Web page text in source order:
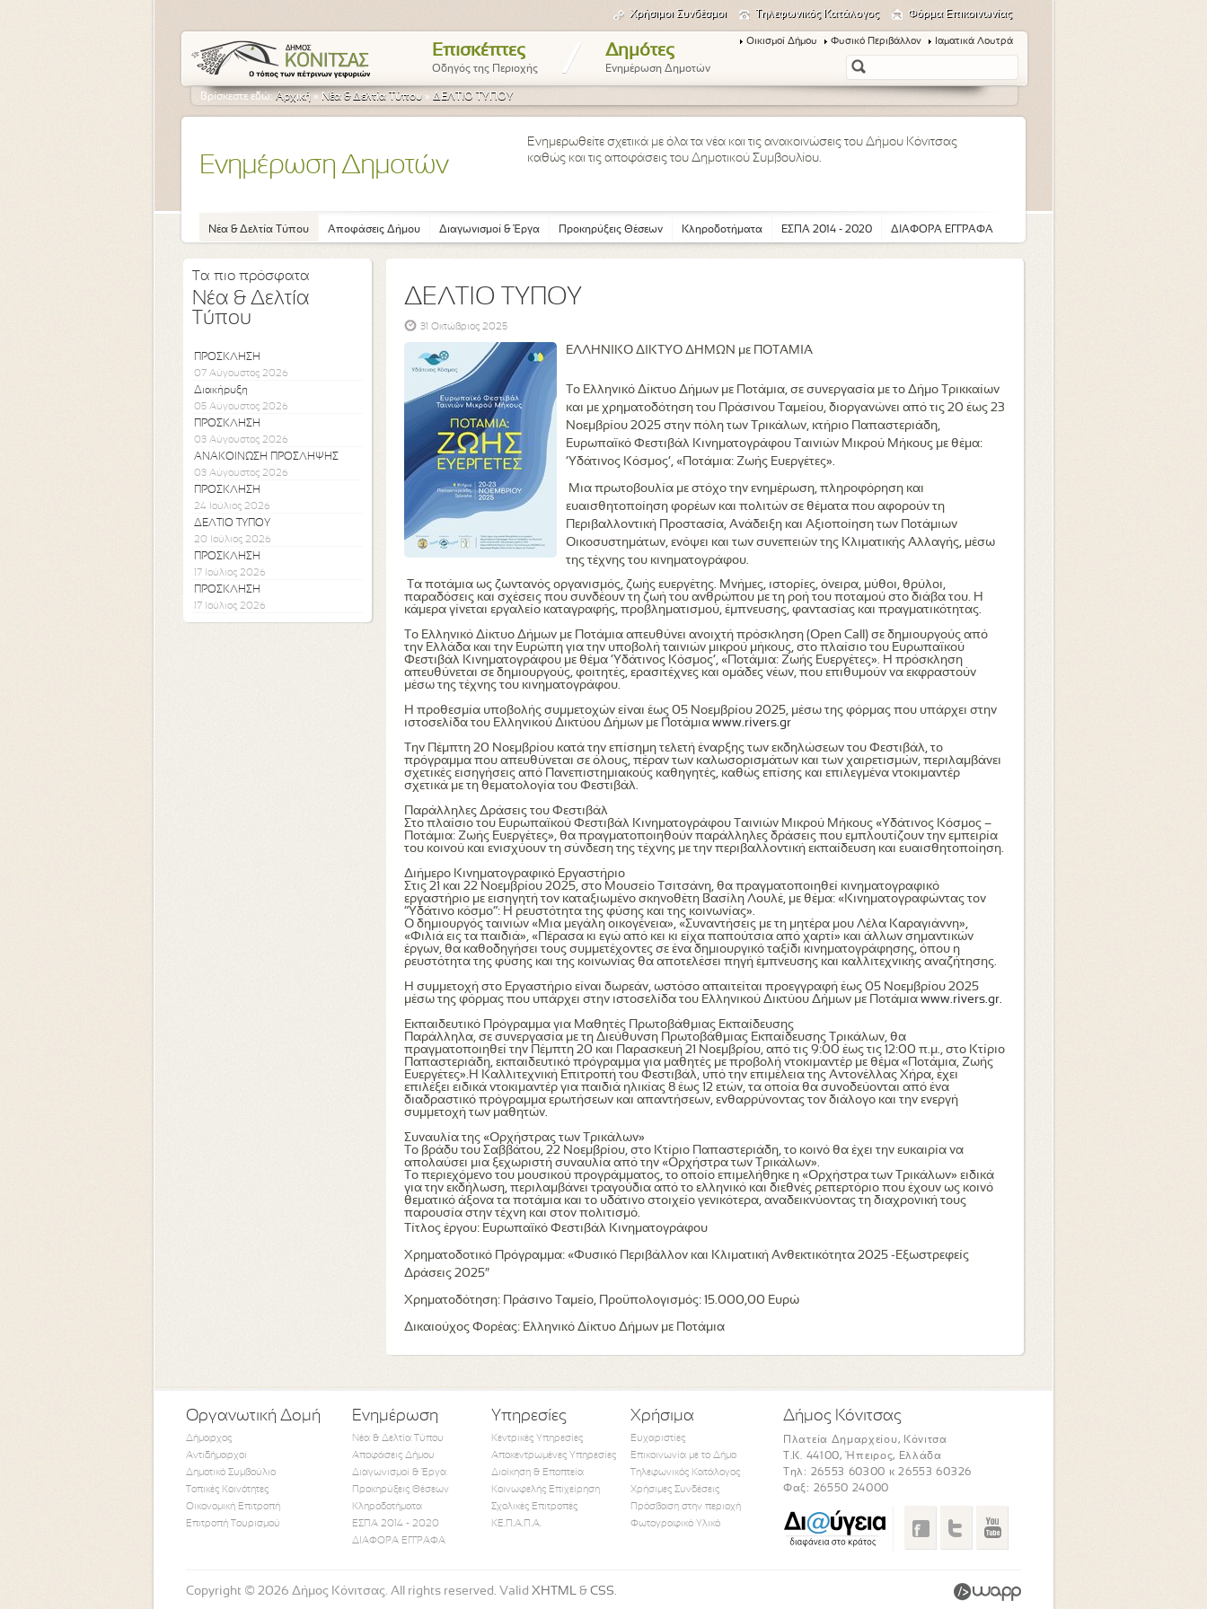
Χρήσιμοι Συνδέσμοι Τηλεφωνικός Κατάλογος Φόρμα Επικοινωνίας
Επισκέπτες
Οδηγός της Περιοχής / Δημότες
Ενημέρωση Δημοτών
Οικισμοί Δήμου Φυσικό Περιβάλλον Ιαματικά Λουτρά
Βρίσκεστε εδώ:Αρχική » Νέα & Δελτία Τύπου » ΔΕΛΤΙΟ ΤΥΠΟΥ
Ενημέρωση Δημοτών
Ενημερωθείτε σχετικά με όλα τα νέα και τις ανακοινώσεις του Δήμου Κόνιτσας
καθώς και τις αποφάσεις του Δημοτικού Συμβουλίου.
Νέα & Δελτία Τύπου Αποφάσεις Δήμου Διαγωνισμοί & Έργα Προκηρύξεις Θέσεων Κληροδοτήματα ΕΣΠΑ 2014 - 2020 ΔΙΑΦΟΡΑ ΕΓΓΡΑΦΑ
Τα πιο πρόσφατα
Νέα & Δελτία
Τύπου
ΠΡΟΣΚΛΗΣΗ
07 Αύγουστος 2026
Διακήρυξη
05 Αύγουστος 2026
ΠΡΟΣΚΛΗΣΗ
03 Αύγουστος 2026
ΑΝΑΚΟΙΝΩΣΗ ΠΡΟΣΛΗΨΗΣ
03 Αύγουστος 2026
ΠΡΟΣΚΛΗΣΗ
24 Ιούλιος 2026
ΔΕΛΤΙΟ ΤΥΠΟΥ
20 Ιούλιος 2026
ΠΡΟΣΚΛΗΣΗ
17 Ιούλιος 2026
ΠΡΟΣΚΛΗΣΗ
17 Ιούλιος 2026
ΔΕΛΤΙΟ ΤΥΠΟΥ
31 Οκτώβριος 2025
ΕΛΛΗΝΙΚΟ ΔΙΚΤΥΟ ΔΗΜΩΝ με ΠΟΤΑΜΙΑ
Το Ελληνικό Δίκτυο Δήμων με Ποτάμια, σε συνεργασία με το Δήμο Τρικκαίων
και με χρηματοδότηση του Πράσινου Ταμείου, διοργανώνει από τις 20 έως 23
Νοεμβρίου 2025 στην πόλη των Τρικάλων, κτήριο Παπαστεριάδη,
Ευρωπαϊκό Φεστιβάλ Κινηματογράφου Ταινιών Μικρού Μήκους με θέμα:
‘Υδάτινος Κόσμος’, «Ποτάμια: Ζωής Ευεργέτες».
Μια πρωτοβουλία με στόχο την ενημέρωση, πληροφόρηση και
ευαισθητοποίηση φορέων και πολιτών σε θέματα που αφορούν τη
Περιβαλλοντική Προστασία, Ανάδειξη και Αξιοποίηση των Ποτάμιων
Οικοσυστημάτων, ενόψει και των συνεπειών της Κλιματικής Αλλαγής, μέσω
της τέχνης του κινηματογράφου.
Τα ποτάμια ως ζωντανός οργανισμός, ζωής ευεργέτης. Μνήμες, ιστορίες, όνειρα, μύθοι, θρύλοι,
παραδόσεις και σχέσεις που συνδέουν τη ζωή του ανθρώπου με τη ροή του ποταμού στο διάβα του. Η
κάμερα γίνεται εργαλείο καταγραφής, προβληματισμού, έμπνευσης, φαντασίας και πραγματικότητας.
Το Ελληνικό Δίκτυο Δήμων με Ποτάμια απευθύνει ανοιχτή πρόσκληση (Open Call) σε δημιουργούς από
την Ελλάδα και την Ευρώπη για την υποβολή ταινιών μικρού μήκους, στο πλαίσιο του Ευρωπαϊκού
Φεστιβάλ Κινηματογράφου με θέμα ‘Υδάτινος Κόσμος’, «Ποτάμια: Ζωής Ευεργέτες». Η πρόσκληση
απευθύνεται σε δημιουργούς, φοιτητές, ερασιτέχνες και ομάδες νέων, που επιθυμούν να εκφραστούν
μέσω της τέχνης του κινηματογράφου.
Η προθεσμία υποβολής συμμετοχών είναι έως 05 Νοεμβρίου 2025, μέσω της φόρμας που υπάρχει στην
ιστοσελίδα του Ελληνικού Δικτύου Δήμων με Ποτάμια www.rivers.gr
Την Πέμπτη 20 Νοεμβρίου κατά την επίσημη τελετή έναρξης των εκδηλώσεων του Φεστιβάλ, το
πρόγραμμα που απευθύνεται σε όλους, πέραν των καλωσορισμάτων και των χαιρετισμών, περιλαμβάνει
σχετικές εισηγήσεις από Πανεπιστημιακούς καθηγητές, καθώς επίσης και επιλεγμένα ντοκιμαντέρ
σχετικά με τη θεματολογία του Φεστιβάλ.
Παράλληλες Δράσεις του Φεστιβάλ
Στο πλαίσιο του Ευρωπαϊκού Φεστιβάλ Κινηματογράφου Ταινιών Μικρού Μήκους «Υδάτινος Κόσμος –
Ποτάμια: Ζωής Ευεργέτες», θα πραγματοποιηθούν παράλληλες δράσεις που εμπλουτίζουν την εμπειρία
του κοινού και ενισχύουν τη σύνδεση της τέχνης με την περιβαλλοντική εκπαίδευση και ευαισθητοποίηση.
Διήμερο Κινηματογραφικό Εργαστήριο
Στις 21 και 22 Νοεμβρίου 2025, στο Μουσείο Τσιτσάνη, θα πραγματοποιηθεί κινηματογραφικό
εργαστήριο με εισηγητή τον καταξιωμένο σκηνοθέτη Βασίλη Λουλέ, με θέμα: «Κινηματογραφώντας τον
“Υδάτινο κόσμο”: Η ρευστότητα της φύσης και της κοινωνίας».
Ο δημιουργός ταινιών «Μια μεγάλη οικογένεια», «Συναντήσεις με τη μητέρα μου Λέλα Καραγιάννη»,
«Φιλιά εις τα παιδιά», «Πέρασα κι εγώ από κει κι είχα παπούτσια από χαρτί» και άλλων σημαντικών
έργων, θα καθοδηγήσει τους συμμετέχοντες σε ένα δημιουργικό ταξίδι κινηματογράφησης, όπου η
ρευστότητα της φύσης και της κοινωνίας θα αποτελέσει πηγή έμπνευσης και καλλιτεχνικής αναζήτησης.
Η συμμετοχή στο Εργαστήριο είναι δωρεάν, ωστόσο απαιτείται προεγγραφή έως 05 Νοεμβρίου 2025
μέσω της φόρμας που υπάρχει στην ιστοσελίδα του Ελληνικού Δικτύου Δήμων με Ποτάμια www.rivers.gr.
Εκπαιδευτικό Πρόγραμμα για Μαθητές Πρωτοβάθμιας Εκπαίδευσης
Παράλληλα, σε συνεργασία με τη Διεύθυνση Πρωτοβάθμιας Εκπαίδευσης Τρικάλων, θα
πραγματοποιηθεί την Πέμπτη 20 και Παρασκευή 21 Νοεμβρίου, από τις 9:00 έως τις 12:00 π.μ., στο Κτίριο
Παπαστεριάδη, εκπαιδευτικό πρόγραμμα για μαθητές με προβολή ντοκιμαντέρ με θέμα «Ποτάμια, Ζωής
Ευεργέτες».Η Καλλιτεχνική Επιτροπή του Φεστιβάλ, υπό την επιμέλεια της Αντονέλλας Χήρα, έχει
επιλέξει ειδικά ντοκιμαντέρ για παιδιά ηλικίας 8 έως 12 ετών, τα οποία θα συνοδεύονται από ένα
διαδραστικό πρόγραμμα ερωτήσεων και απαντήσεων, ενθαρρύνοντας τον διάλογο και την ενεργή
συμμετοχή των μαθητών.
Συναυλία της «Ορχήστρας των Τρικάλων»
Το βράδυ του Σαββάτου, 22 Νοεμβρίου, στο Κτίριο Παπαστεριάδη, το κοινό θα έχει την ευκαιρία να
απολαύσει μια ξεχωριστή συναυλία από την «Ορχήστρα των Τρικάλων».
Το περιεχόμενο του μουσικού προγράμματος, το οποίο επιμελήθηκε η «Ορχήστρα των Τρικάλων» ειδικά
για την εκδήλωση, περιλαμβάνει τραγούδια από το ελληνικό και διεθνές ρεπερτόριο που έχουν ως κοινό
θεματικό άξονα τα ποτάμια και το υδάτινο στοιχείο γενικότερα, αναδεικνύοντας τη διαχρονική τους
παρουσία στην τέχνη και στον πολιτισμό.
Τίτλος έργου: Ευρωπαϊκό Φεστιβάλ Κινηματογράφου
Χρηματοδοτικό Πρόγραμμα: «Φυσικό Περιβάλλον και Κλιματική Ανθεκτικότητα 2025 -Εξωστρεφείς
Δράσεις 2025″
Χρηματοδότηση: Πράσινο Ταμείο, Προϋπολογισμός: 15.000,00 Ευρώ
Δικαιούχος Φορέας: Ελληνικό Δίκτυο Δήμων με Ποτάμια
Οργανωτική Δομή
Δήμαρχος
Αντιδήμαρχοι
Δημοτικό Συμβούλιο
Τοπικές Κοινότητες
Οικονομική Επιτροπή
Επιτροπή Τουρισμού
Ενημέρωση
Νέα & Δελτία Τύπου
Αποφάσεις Δήμου
Διαγωνισμοί & Έργα
Προκηρύξεις Θέσεων
Κληροδοτήματα
ΕΣΠΑ 2014 - 2020
ΔΙΑΦΟΡΑ ΕΓΓΡΑΦΑ
Υπηρεσίες
Κεντρικές Υπηρεσίες
Αποκεντρωμένες Υπηρεσίες
Διοίκηση & Εποπτεία
Κοινωφελής Επιχείρηση
Σχολικές Επιτροπές
ΚΕ.Π.Α.Π.Α.
Χρήσιμα
Ευχαριστίες
Επικοινωνία με το Δήμο
Τηλεφωνικός Κατάλογος
Χρήσιμες Συνδέσεις
Πρόσβαση στην περιοχή
Φωτογραφικό Υλικό
Δήμος Κόνιτσας
Πλατεία Δημαρχείου, Κόνιτσα
Τ.Κ. 44100, Ήπειρος, Ελλάδα
Τηλ: 26553 60300 κ 26553 60326
Φαξ: 26550 24000
Follow UsWatch Us
Copyright © 2026 Δήμος Κόνιτσας. All rights reserved. Valid XHTML & CSS.